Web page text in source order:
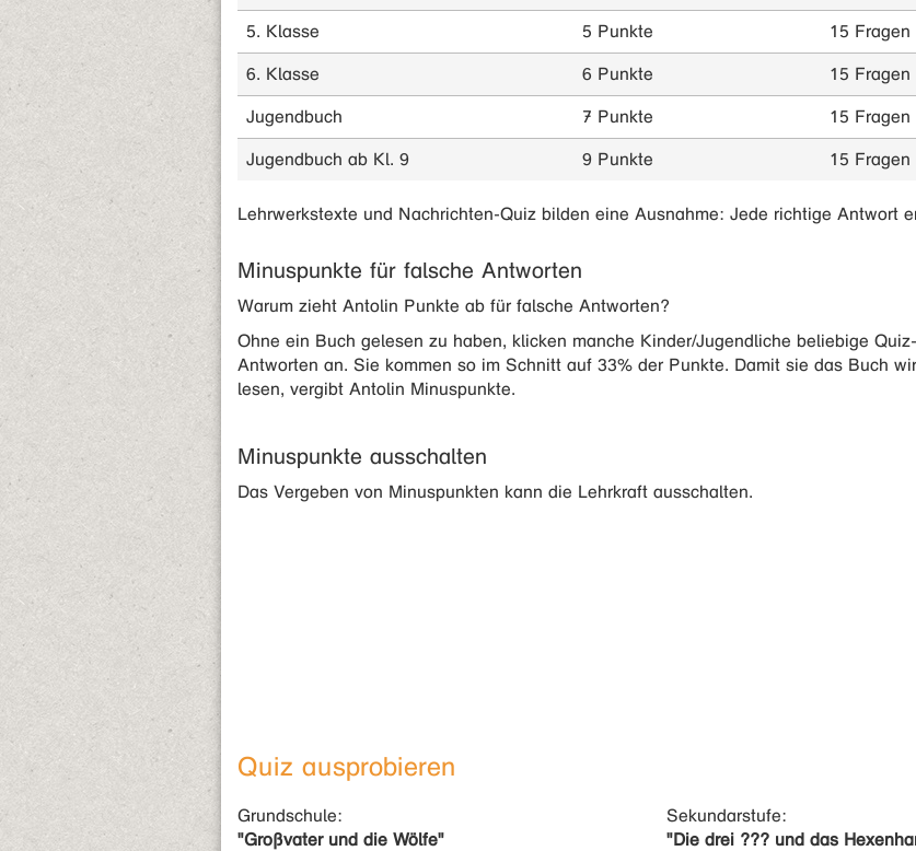
5. Klasse 5 Punkte 15 Fragen
6. Klasse 6 Punkte 15 Fragen
Jugendbuch 7 Punkte 15 Fragen
Jugendbuch ab Kl. 9 9 Punkte 15 Fragen
Lehrwerkstexte und Nachrichten-Quiz bilden eine Ausnahme: Jede richtige Antwort
Minuspunkte für falsche Antworten
Warum zieht Antolin Punkte ab für falsche Antworten?
Ohne ein Buch gelesen zu haben, klicken manche Kinder/Jugendliche beliebige Quiz-
Antworten an. Sie kommen so im Schnitt auf 33% der Punkte. Damit sie das Buch
lesen, vergibt Antolin Minuspunkte.
Minuspunkte ausschalten
Das Vergeben von Minuspunkten kann die Lehrkraft ausschalten.
Quiz ausprobieren
Grundschule:
"Großvater und die Wölfe"
Sekundarstufe:
"Die drei ??? und das